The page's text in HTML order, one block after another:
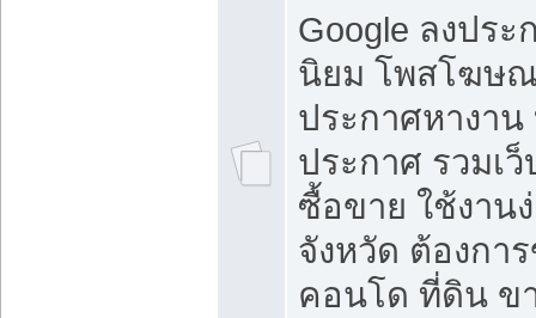
Google ลงปร
นิยม โพสโฆษ
ประกาศหางาน
ประกาศ รวมเ
ซื้อขาย ใช้งาน
จังหวัด ต้องกา
คอนโด ที่ดิน ข